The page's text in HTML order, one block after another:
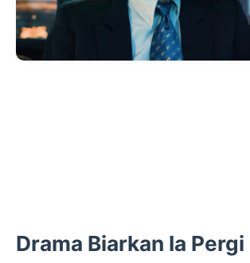
Drama Biarkan Ia